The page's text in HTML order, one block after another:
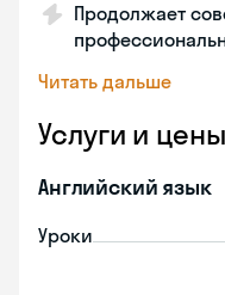
Продолжает
Читать дальше
Услуги и цены
Английский язык
Уроки